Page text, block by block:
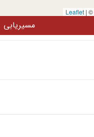
| ©
مسیریابی